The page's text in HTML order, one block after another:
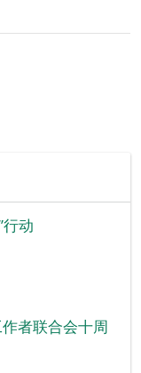
动
者联合会十周